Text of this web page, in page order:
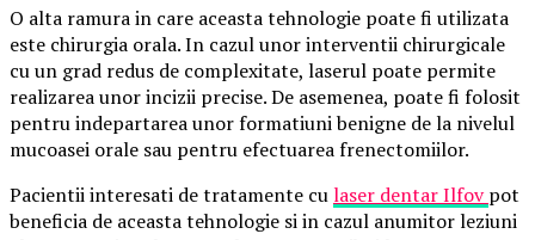
O alta ramura in care aceasta tehnologie poate fi utilizata
este chirurgia orala. In cazul unor interventii chirurgicale
cu un grad redus de complexitate, laserul poate permite
realizarea unor incizii precise. De asemenea, poate fi folosit
pentru indepartarea unor formatiuni benigne de la nivelul
mucoasei orale sau pentru efectuarea frenectomiilor.
Pacientii interesati de tratamente culaser dentar Ilfovpot
beneficia de aceasta tehnologie si in cazul anumitor leziuni